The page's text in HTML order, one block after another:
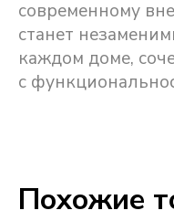
современному
станет
каждом доме,
с
Похожие